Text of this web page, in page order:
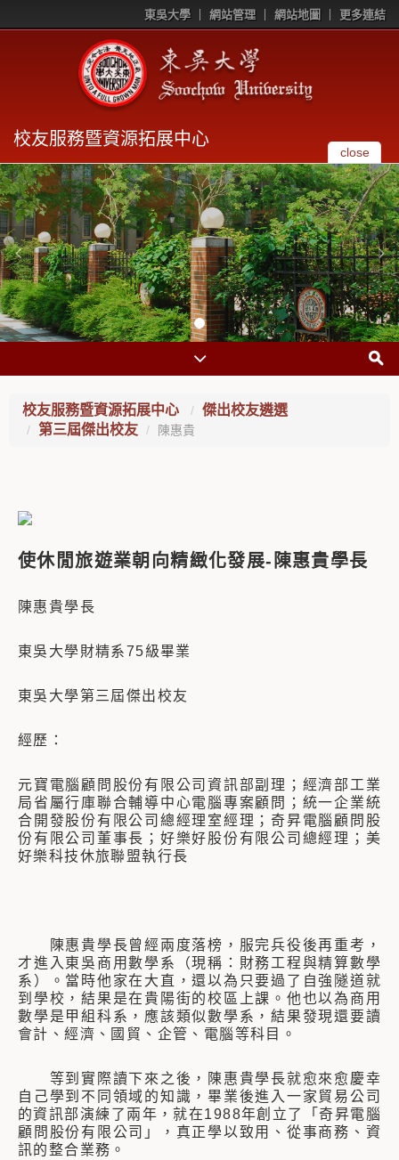
東吳大學 網站管理 網站地圖 更多連結
校友服務暨資源拓展中心
close
校友服務暨資源拓展中心
傑出校友遴選
第三屆傑出校友
陳惠貴
使休閒旅遊業朝向精緻化發展-陳惠貴學長
陳惠貴學長
東吳大學財精系75級畢業
東吳大學第三屆傑出校友
經歷：
元寶電腦顧問股份有限公司資訊部副理；經濟部工業
局省屬行庫聯合輔導中心電腦專案顧問；統一企業統
合開發股份有限公司總經理室經理；奇昇電腦顧問股
份有限公司董事長；好樂好股份有限公司總經理；美
好樂科技休旅聯盟執行長
陳惠貴學長曾經兩度落榜，服完兵役後再重考，
才進入東吳商用數學系（現稱：財務工程與精算數學
系）。當時他家在大直，還以為只要過了自強隧道就
到學校，結果是在貴陽街的校區上課。他也以為商用
數學是甲組科系，應該類似數學系，結果發現還要讀
會計、經濟、國貿、企管、電腦等科目。
等到實際讀下來之後，陳惠貴學長就愈來愈慶幸
自己學到不同領域的知識，畢業後進入一家貿易公司
的資訊部演練了兩年，就在1988年創立了「奇昇電腦
顧問股份有限公司」，真正學以致用、從事商務、資
訊的整合業務。